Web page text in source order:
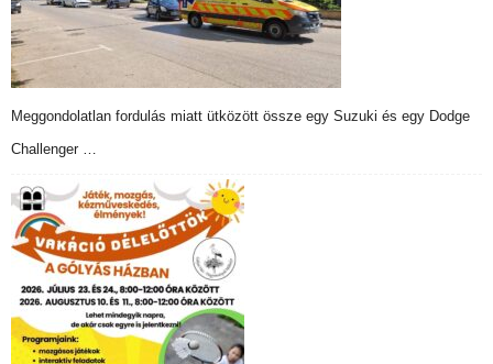
Meggondolatlan fordulás miatt ütközött össze egy Suzuki és egy Dodge
Challenger …